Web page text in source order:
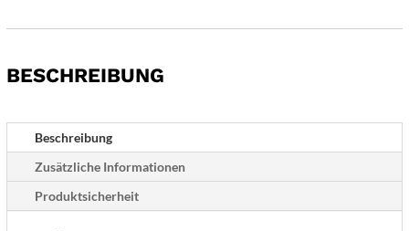
-
Menge
BESCHREIBUNG
Beschreibung
Zusätzliche Informationen
Produktsicherheit